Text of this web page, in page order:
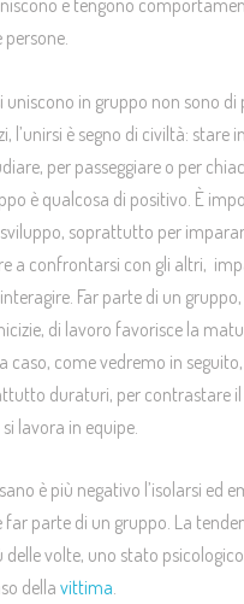
e tengono
persone.
uniscono in gruppo non sono di
l’unirsi è segno di civiltà: stare
per passeggiare o per
è qualcosa di positivo. È
soprattutto per
a confrontarsi con gli altri,
Far parte di un gruppo,
di lavoro favorisce la
caso, come vedremo in seguito
duraturi, per contrastare il
lavora in equipe.
è più negativo l’isolarsi ed
far parte di un gruppo. La
delle volte, uno stato
dellavittima